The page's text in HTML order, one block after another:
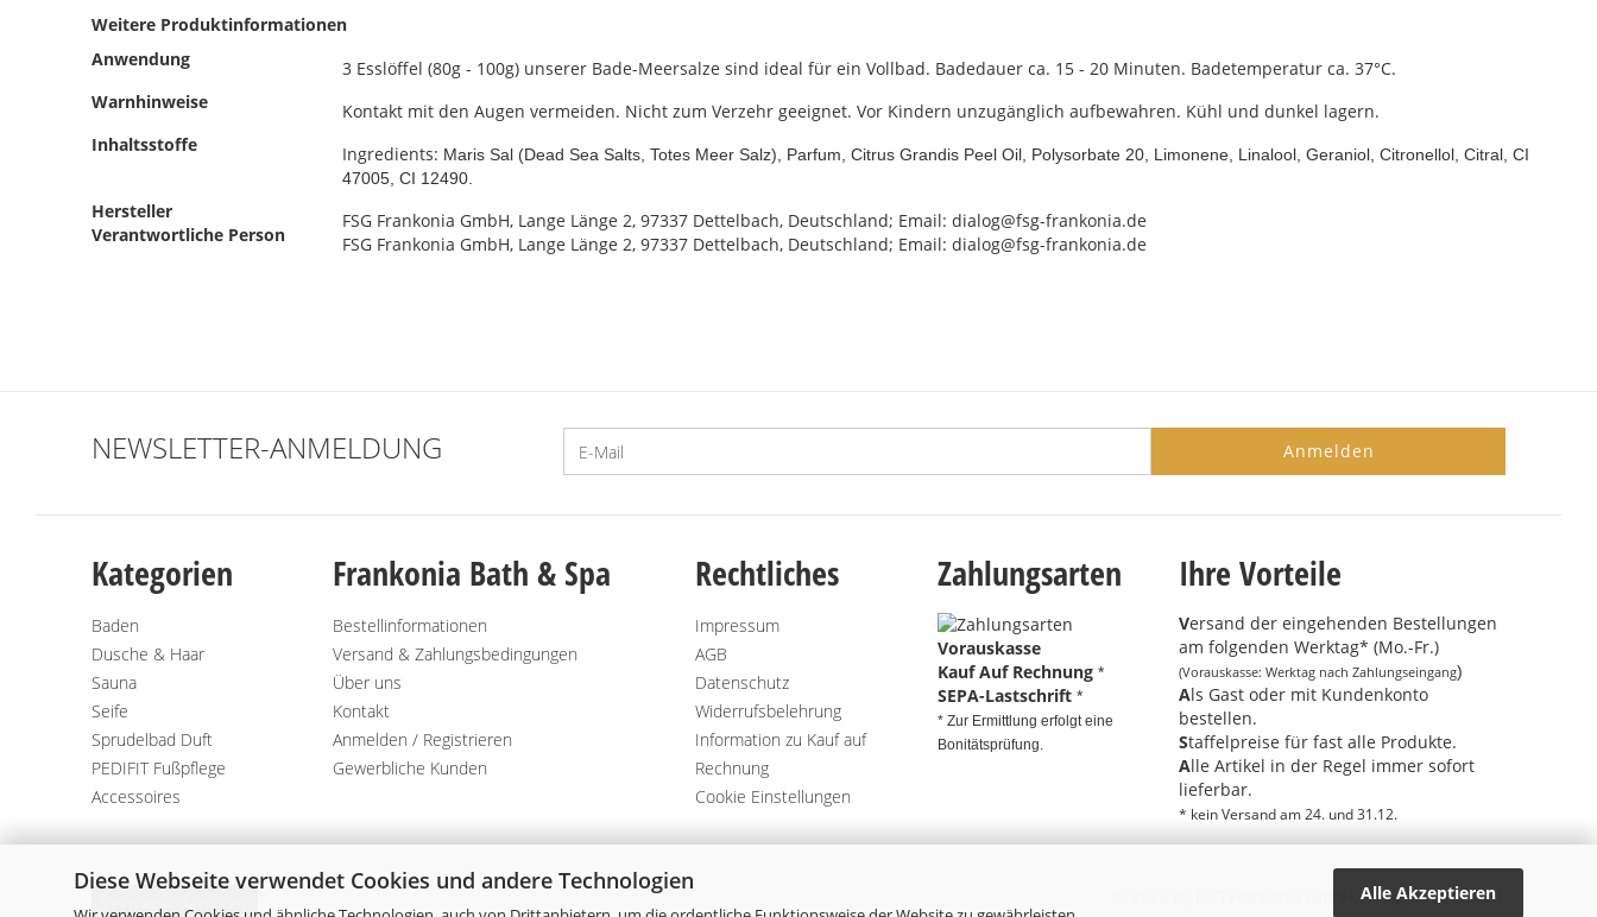
Diese Webseite verwendet Cookies und andere Technologien Alle Akzeptieren
Weitere Produktinformationen
Anwendung
3 Esslöffel (80g - 100g) unserer Bade-Meersalze sind ideal für ein Vollbad. Badedauer ca. 15 - 20 Minuten. Badetemperatur ca. 37°C.
Warnhinweise
Kontakt mit den Augen vermeiden. Nicht zum Verzehr geeignet. Vor Kindern unzugänglich aufbewahren. Kühl und dunkel lagern.
Inhaltsstoffe
Ingredients: Maris Sal (Dead Sea Salts, Totes Meer Salz), Parfum, Citrus Grandis Peel Oil, Polysorbate 20, Limonene, Linalool, Geraniol, Citronellol, Citral, CI
47005, CI 12490.
Hersteller
Verantwortliche Person
FSG Frankonia GmbH, Lange Länge 2, 97337 Dettelbach, Deutschland; Email: dialog@fsg-frankonia.de
FSG Frankonia GmbH, Lange Länge 2, 97337 Dettelbach, Deutschland; Email: dialog@fsg-frankonia.de
NEWSLETTER-ANMELDUNG Anmelden
Kategorien
Baden
Dusche & Haar
Sauna
Seife
Sprudelbad Duft
PEDIFIT Fußpflege
Accessoires
Frankonia Bath & Spa
Bestellinformationen
Versand & Zahlungsbedingungen
Über uns
Kontakt
Anmelden / Registrieren
Gewerbliche Kunden
Rechtliches
Impressum
AGB
Datenschutz
Widerrufsbelehrung
Information zu Kauf auf
Rechnung
Cookie Einstellungen
Zahlungsarten
Vorauskasse
Kauf Auf Rechnung*
SEPA-Lastschrift*
* Zur Ermittlung erfolgt eine
Bonitätsprüfung.
Ihre Vorteile
Versand der eingehenden Bestellungen
am folgenden Werktag* (Mo.-Fr.)
(Vorauskasse: Werktag nach Zahlungseingang)
Als Gast oder mit Kundenkonto
bestellen.
Staffelpreise für fast alle Produkte.
Alle Artikel in der Regel immer sofort
lieferbar.
* kein Versand am 24. und 31.12.
© 2026 by FSG Frankonia GmbH. All Rights Reserved.